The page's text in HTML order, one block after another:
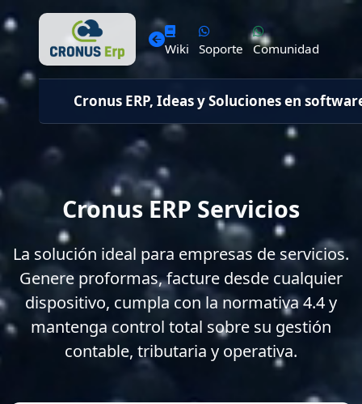
Wiki Soporte Comunidad
Cronus ERP, Ideas y Soluciones en
Cronus ERP Servicios
La solución ideal para empresas de servicios.
Genere proformas, facture desde cualquier
dispositivo, cumpla con la normativa 4.4 y
mantenga control total sobre su gestión
contable, tributaria y operativa.